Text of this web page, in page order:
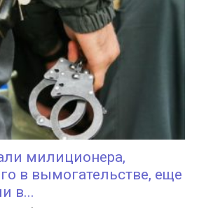
милиционера,
в вымогательстве, еще
в...